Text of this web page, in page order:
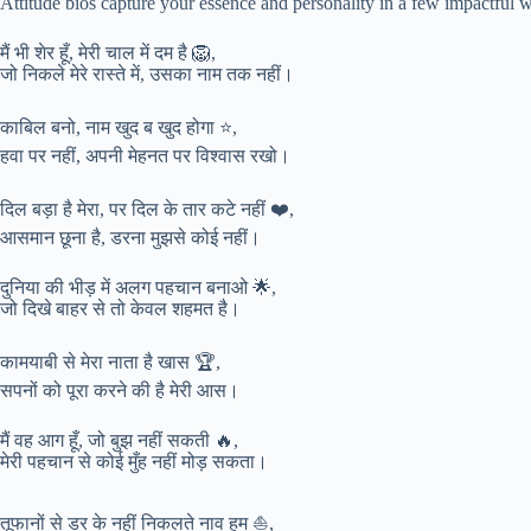
मैं भी शेर हूँ, मेरी चाल में दम है 🦁,
जो निकले मेरे रास्ते में, उसका नाम तक नहीं।
काबिल बनो, नाम खुद ब खुद होगा ⭐,
हवा पर नहीं, अपनी मेहनत पर विश्वास रखो।
दिल बड़ा है मेरा, पर दिल के तार कटे नहीं ❤️,
आसमान छूना है, डरना मुझसे कोई नहीं।
दुनिया की भीड़ में अलग पहचान बनाओ 🌟,
जो दिखे बाहर से तो केवल शहमत है।
कामयाबी से मेरा नाता है खास 🏆,
सपनों को पूरा करने की है मेरी आस।
मैं वह आग हूँ, जो बुझ नहीं सकती 🔥,
मेरी पहचान से कोई मुँह नहीं मोड़ सकता।
तूफानों से डर के नहीं निकलते नाव हम ⛵,